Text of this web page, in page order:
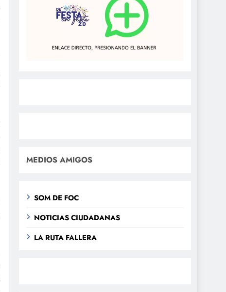
MEDIOS AMIGOS
SOM DE FOC
NOTICIAS CIUDADANAS
LA RUTA FALLERA